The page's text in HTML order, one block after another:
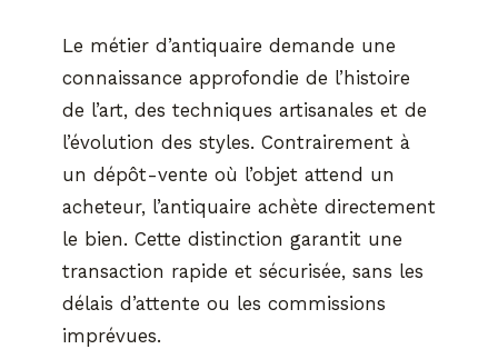
Le métier d’antiquaire demande une
connaissance approfondie de l’histoire
de l’art, des techniques artisanales et de
l’évolution des styles. Contrairement à
un dépôt-vente où l’objet attend un
acheteur, l’antiquaire achète directement
le bien. Cette distinction garantit une
transaction rapide et sécurisée, sans les
délais d’attente ou les commissions
imprévues.